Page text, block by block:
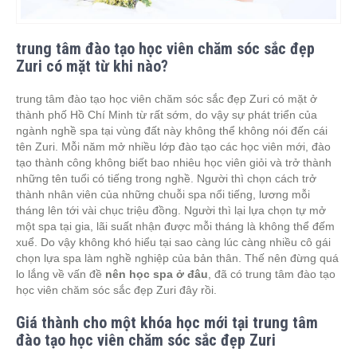
trung tâm đào tạo học viên chăm sóc sắc đẹp
Zuri có mặt từ khi nào?
trung tâm đào tạo học viên chăm sóc sắc đẹp Zuri có mặt ở
thành phố Hồ Chí Minh từ rất sớm, do vậy sự phát triển của
ngành nghề spa tại vùng đất này không thể không nói đến cái
tên Zuri. Mỗi năm mở nhiều lớp đào tạo các học viên mới, đào
tạo thành công không biết bao nhiêu học viên giỏi và trở thành
những tên tuổi có tiếng trong nghề. Người thì chọn cách trở
thành nhân viên của những chuỗi spa nổi tiếng, lương mỗi
tháng lên tới vài chục triệu đồng. Người thì lại lựa chọn tự mở
một spa tại gia, lãi suất nhận được mỗi tháng là không thể đếm
xuể. Do vậy không khó hiểu tại sao càng lúc càng nhiều cô gái
chọn lựa spa làm nghề nghiệp của bản thân. Thế nên đừng quá
lo lắng về vấn đề nên học spa ở đâu , đã có trung tâm đào tạo
học viên chăm sóc sắc đẹp Zuri đây rồi.
Giá thành cho một khóa học mới tại trung tâm
đào tạo học viên chăm sóc sắc đẹp Zuri